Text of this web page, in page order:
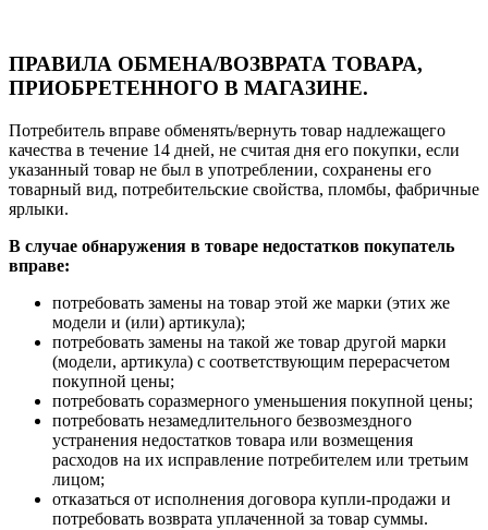
ПРАВИЛА ОБМЕНА/ВОЗВРАТА ТОВАРА,
ПРИОБРЕТЕННОГО В МАГАЗИНЕ.
Потребитель вправе обменять/вернуть товар надлежащего
качества в течение 14 дней, не считая дня его покупки, если
указанный товар не был в употреблении, сохранены его
товарный вид, потребительские свойства, пломбы, фабричные
ярлыки.
В случае обнаружения в товаре недостатков покупатель
вправе:
потребовать замены на товар этой же марки (этих же
модели и (или) артикула);
потребовать замены на такой же товар другой марки
(модели, артикула) с соответствующим перерасчетом
покупной цены;
потребовать соразмерного уменьшения покупной цены;
потребовать незамедлительного безвозмездного
устранения недостатков товара или возмещения
расходов на их исправление потребителем или третьим
лицом;
отказаться от исполнения договора купли-продажи и
потребовать возврата уплаченной за товар суммы.